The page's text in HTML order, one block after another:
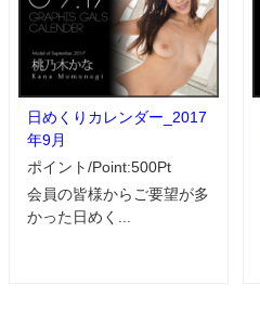
日めくりカレンダー_2017
年9月
ポイント/Point:500Pt
会員の皆様からご要望が多
かった日めく...